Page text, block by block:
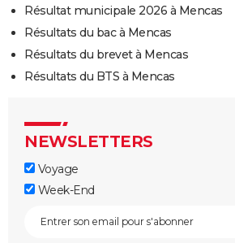
Résultat municipale 2026 à Mencas
Résultats du bac à Mencas
Résultats du brevet à Mencas
Résultats du BTS à Mencas
NEWSLETTERS
Voyage
Week-End